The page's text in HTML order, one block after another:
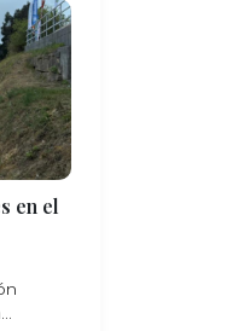
en el